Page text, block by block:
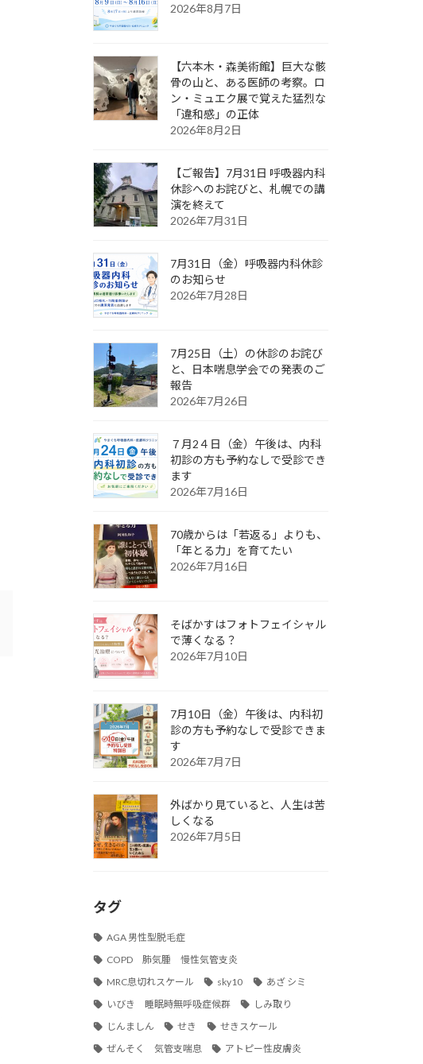
2026年8月7日
【六本木・森美術館】巨大な骸
骨の山と、ある医師の考察。ロ
ン・ミュエク展で覚えた猛烈な
「違和感」の正体
2026年8月2日
【ご報告】7月31日 呼吸器内科
休診へのお詫びと、札幌での講
演を終えて
2026年7月31日
7月31日（金）呼吸器内科休診
のお知らせ
2026年7月28日
7月25日（土）の休診のお詫び
と、日本喘息学会での発表のご
報告
2026年7月26日
７月2４日（金）午後は、内科
初診の方も予約なしで受診でき
ます
2026年7月16日
70歳からは「若返る」よりも、
「年とる力」を育てたい
2026年7月16日
そばかすはフォトフェイシャル
で薄くなる？
2026年7月10日
7月10日（金）午後は、内科初
診の方も予約なしで受診できま
す
2026年7月7日
外ばかり見ていると、人生は苦
しくなる
2026年7月5日
タグ
AGA 男性型脱毛症
COPD 肺気腫 慢性気管支炎
MRC息切れスケール
sky10
あざ シミ
いびき 睡眠時無呼吸症候群
しみ取り
じんましん
せき
せきスケール
ぜんそく 気管支喘息
アトピー性皮膚炎